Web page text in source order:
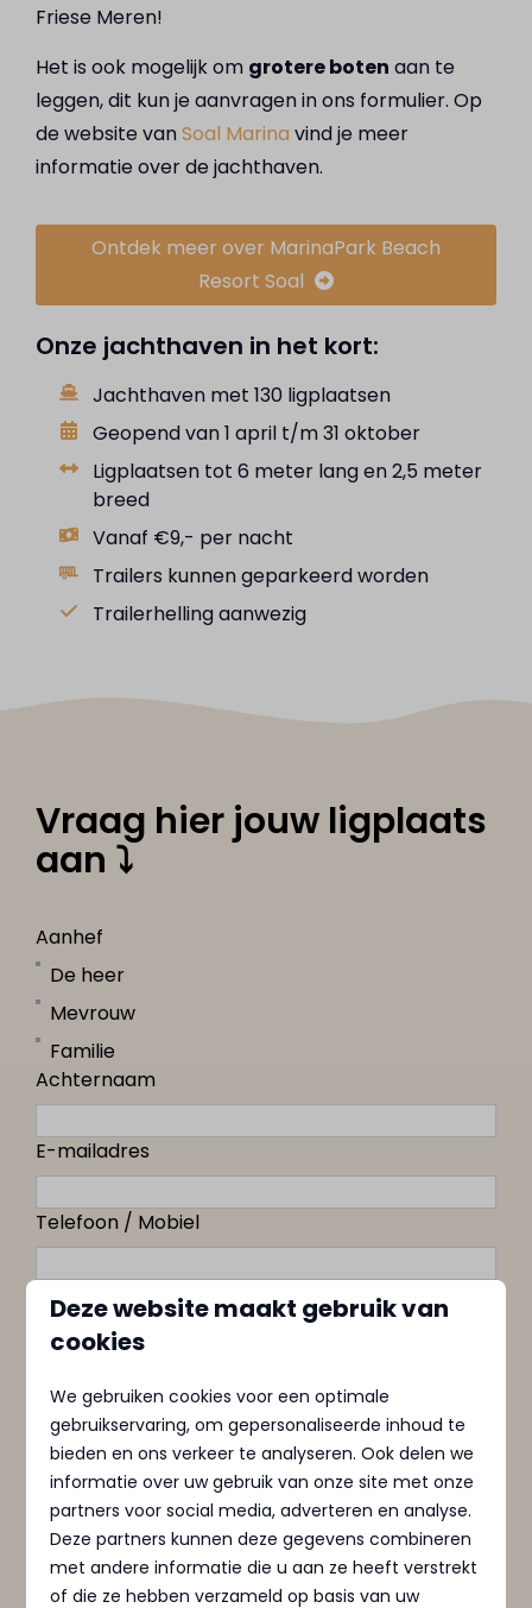
Friese Meren!
Het is ook mogelijk om grotere boten aan te
leggen, dit kun je aanvragen in ons formulier. Op
de website vanSoal Marina vind je meer
informatie over de jachthaven.
Ontdek meer over MarinaPark Beach
Resort Soal
Onze jachthaven in het kort:
Jachthaven met 130 ligplaatsen
Geopend van 1 april t/m 31 oktober
Ligplaatsen tot 6 meter lang en 2,5 meter
breed
Vanaf €9,- per nacht
Trailers kunnen geparkeerd worden
Trailerhelling aanwezig
Vraag hier jouw ligplaats
aan ⤵
Aanhef
De heer
Mevrouw
Familie
Achternaam
E-mailadres
Telefoon / Mobiel
Informatie over je boot
Type boot
Lengte in meters
Breedte in meters
Diepgang boot
Deze website maakt gebruik van
cookies
We gebruiken cookies voor een optimale
gebruikservaring, om gepersonaliseerde inhoud te
bieden en ons verkeer te analyseren. Ook delen we
informatie over uw gebruik van onze site met onze
partners voor social media, adverteren en analyse.
Deze partners kunnen deze gegevens combineren
met andere informatie die u aan ze heeft verstrekt
of die ze hebben verzameld op basis van uw